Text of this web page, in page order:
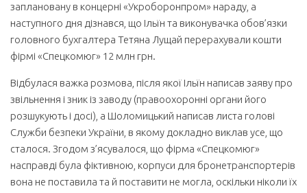
заплановану в концерні «Укроборонпром» нараду, а
наступного дня дізнався, що Ільїн та виконувачка обов’язки
головного бухгалтера Тетяна Лущай перерахували кошти
фірмі «Спецкомюг» 12 млн грн.
Відбулася важка розмова, після якої Ільїн написав заяву про
звільнення і зник із заводу (правоохоронні органи його
розшукують і досі), а Шоломицький написав листа голові
Служби безпеки України, в якому докладно виклав усе, що
сталося. Згодом з’ясувалося, що фірма «Спецкомюг»
насправді була фіктивною, корпуси для бронетранспортерів
вона не поставила та й поставити не могла, оскільки ніколи їх